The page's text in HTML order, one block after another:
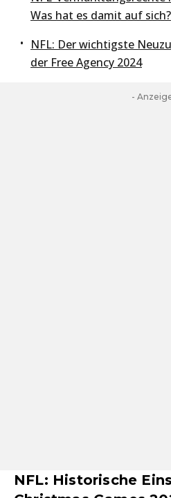
Was hat es damit auf sich?
NFL: Der wichtigste
der Free Agency 2024
-
NFL: Historische